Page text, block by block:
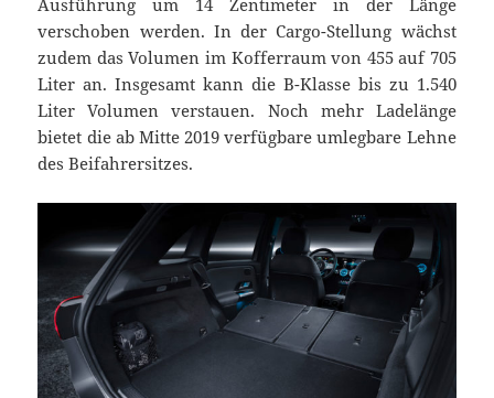
Ausführung um 14 Zentimeter in der Länge
verschoben werden. In der Cargo-Stellung wächst
zudem das Volumen im Kofferraum von 455 auf 705
Liter an. Insgesamt kann die B-Klasse bis zu 1.540
Liter Volumen verstauen. Noch mehr Ladelänge
bietet die ab Mitte 2019 verfügbare umlegbare Lehne
des Beifahrersitzes.